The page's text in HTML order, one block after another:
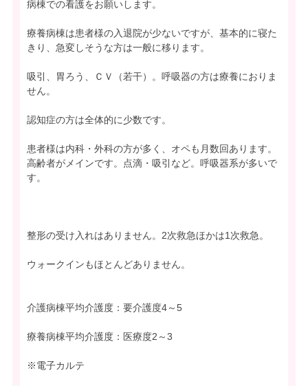
病棟での看護をお願いします。
療養病棟は患者様の入退院が少ないですが、基本的に寝た
きり、急変しそうな方は一般に移ります。
吸引、胃ろう、ＣＶ（若干）。呼吸器の方は療養におりま
せん。
認知症の方は全体的に少数です。
患者様は内科・外科の方が多く、オペも月数回あります。
高齢者がメインです。点滴・吸引など。呼吸器系が多いで
す。
整形の受け入れはありません。2次救急ほかは1次救急。
ウォークインもほとんどありません。
介護病棟平均介護度：要介護度4～5
療養病棟平均介護度：医療度2～3
※電子カルテ